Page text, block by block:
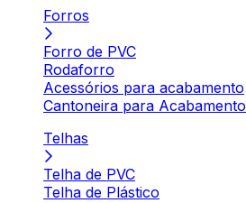
Forros
Forro de PVC
Rodaforro
Acessórios para acabamento
Cantoneira para Acabamento
Telhas
Telha de PVC
Telha de Plástico